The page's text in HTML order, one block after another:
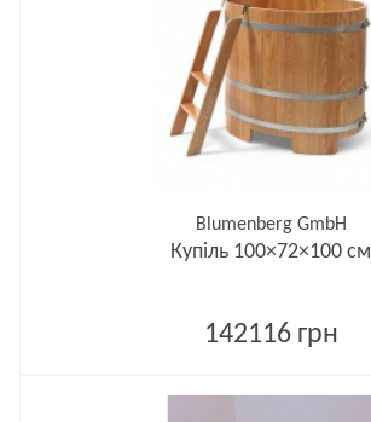
Blumenberg GmbH
Купіль 100×72×100 см
142116 грн